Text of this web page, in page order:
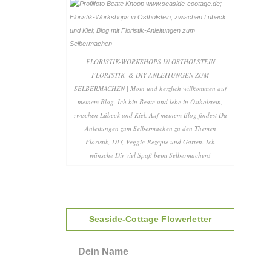
FLORISTIK-WORKSHOPS IN OSTHOLSTEIN
FLORISTIK- & DIY-ANLEITUNGEN ZUM
SELBERMACHEN | Moin und herzlich willkommen auf
meinem Blog. Ich bin Beate und lebe in Ostholstein,
zwischen Lübeck und Kiel. Auf meinem Blog findest Du
Anleitungen zum Selbermachen zu den Themen
Floristik, DIY, Veggie-Rezepte und Garten. Ich
wünsche Dir viel Spaß beim Selbermachen!
Seaside-Cottage Flowerletter
Dein Name